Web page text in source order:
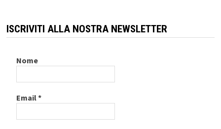
ISCRIVITI ALLA NOSTRA NEWSLETTER
Nome
Email*